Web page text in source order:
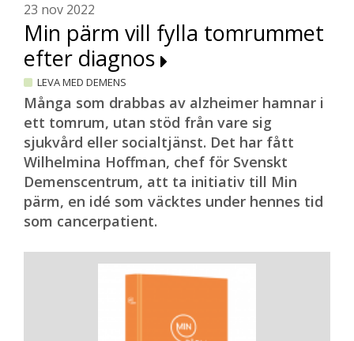
23 nov 2022
Min pärm vill fylla tomrummet
efter diagnos
LEVA MED DEMENS
Många som drabbas av alzheimer hamnar i
ett tomrum, utan stöd från vare sig
sjukvård eller socialtjänst. Det har fått
Wilhelmina Hoffman, chef för Svenskt
Demenscentrum, att ta initiativ till Min
pärm, en idé som väcktes under hennes tid
som cancerpatient.